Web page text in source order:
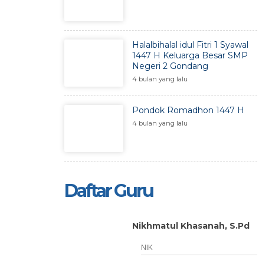
Halalbihalal idul Fitri 1 Syawal
1447 H Keluarga Besar SMP
Negeri 2 Gondang
4 bulan yang lalu
Pondok Romadhon 1447 H
4 bulan yang lalu
Daftar Guru
Nikhmatul Khasanah, S.Pd
NIK